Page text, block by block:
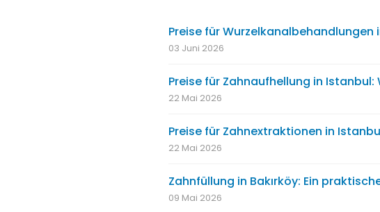
Preise für Wurzelkanalbehandlungen
03 Juni 2026
Preise für Zahnaufhellung in Istanbul:
22 Mai 2026
Preise für Zahnextraktionen in
22 Mai 2026
Zahnfüllung in Bakırköy: Ein
09 Mai 2026